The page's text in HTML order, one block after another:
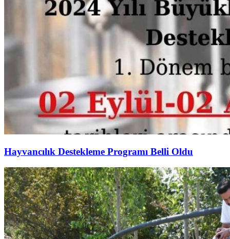
Hayvancılık Destekleme Programı Belli Oldu